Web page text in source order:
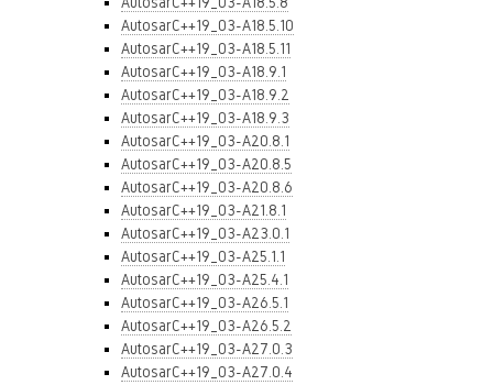
AutosarC++19_03-A18.5.10
AutosarC++19_03-A18.5.11
AutosarC++19_03-A18.9.1
AutosarC++19_03-A18.9.2
AutosarC++19_03-A18.9.3
AutosarC++19_03-A20.8.1
AutosarC++19_03-A20.8.5
AutosarC++19_03-A20.8.6
AutosarC++19_03-A21.8.1
AutosarC++19_03-A23.0.1
AutosarC++19_03-A25.1.1
AutosarC++19_03-A25.4.1
AutosarC++19_03-A26.5.1
AutosarC++19_03-A26.5.2
AutosarC++19_03-A27.0.3
AutosarC++19_03-A27.0.4